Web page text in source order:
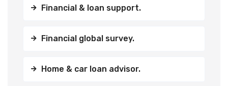
Financial & loan support.
Financial global survey.
Home & car loan advisor.